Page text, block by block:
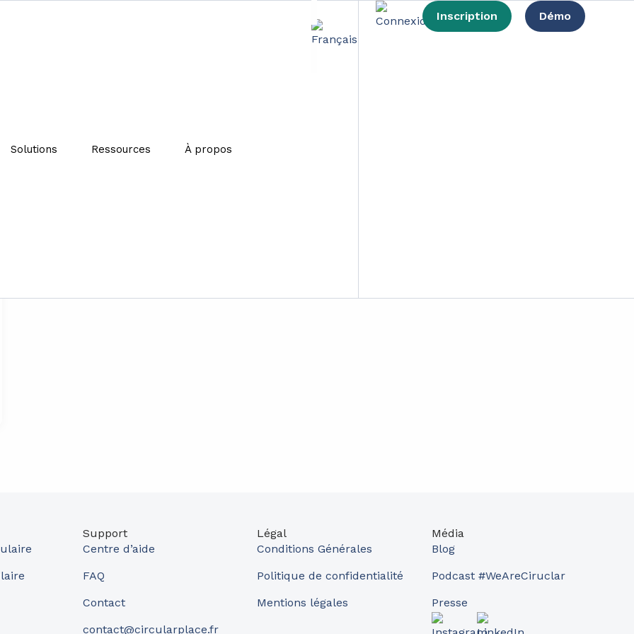
Solutions Ressources À propos
Inscription Démo
Support
Centre d’aide
FAQ
Contact
contact@circularplace.fr
Légal
Conditions Générales
Politique de confidentialité
Mentions légales
Média
Blog
Podcast #WeAreCiruclar
Presse